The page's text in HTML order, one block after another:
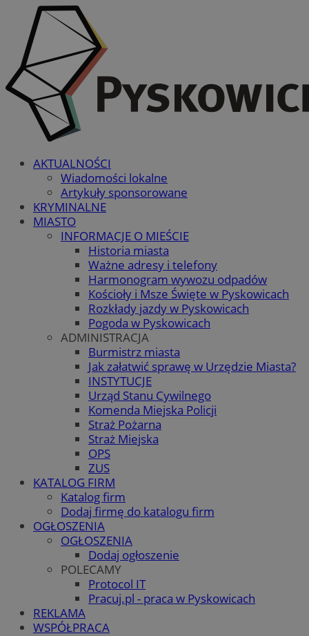
AKTUALNOŚCI
Wiadomości lokalne
Artykuły sponsorowane
KRYMINALNE
MIASTO
INFORMACJE O MIEŚCIE
Historia miasta
Ważne adresy i telefony
Harmonogram wywozu odpadów
Kościoły i Msze Święte w Pyskowicach
Rozkłady jazdy w Pyskowicach
Pogoda w Pyskowicach
ADMINISTRACJA
Burmistrz miasta
Jak załatwić sprawę w Urzędzie Miasta?
INSTYTUCJE
Urząd Stanu Cywilnego
Komenda Miejska Policji
Straż Pożarna
Straż Miejska
OPS
ZUS
KATALOG FIRM
Katalog firm
Dodaj firmę do katalogu firm
OGŁOSZENIA
OGŁOSZENIA
Dodaj ogłoszenie
POLECAMY
Protocol IT
Pracuj.pl - praca w Pyskowicach
REKLAMA
WSPÓŁPRACA